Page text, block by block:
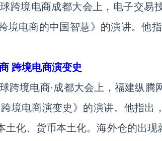
跨境电商成都大会上，电子交易
境电商的中国智慧》的演讲。他
跨境电商演变史
跨境电商·成都大会上，福建纵腾
境电商演变史》的演讲。他指出
土化、货币本土化。海外仓的出现